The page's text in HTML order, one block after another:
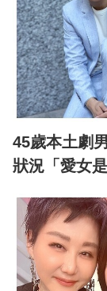
45歲本土劇
狀況「愛女